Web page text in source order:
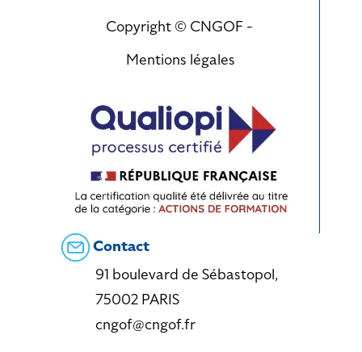
Copyright © CNGOF -
Mentions légales
Contact
91 boulevard de Sébastopol,
75002 PARIS
cngof@cngof.fr